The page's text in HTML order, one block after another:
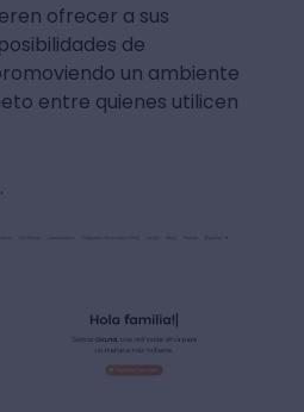
ofrecer a sus
de
un ambiente
entre quienes utilicen
.